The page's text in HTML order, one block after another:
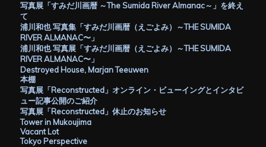
写真展「すみだ川画暦 ～The Sumida River Almanac～」を終え
て
浦川和也 写真集「すみだ川画暦（えごよみ）～THE SUMIDA
RIVER ALMANAC〜」
浦川和也 写真展「すみだ川画暦（えごよみ）～THE SUMIDA
RIVER ALMANAC〜」
Destroyed House, Marjan Teeuwen
本棚
写真展「Reconstructed」オンライン・ビューイングとインタビ
ュー記事公開のご紹介
写真展「Reconstructed」休止のお知らせ
Tower in Mukoujima
Vacant Lot
Tokyo Perspective